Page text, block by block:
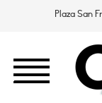
Plaza San